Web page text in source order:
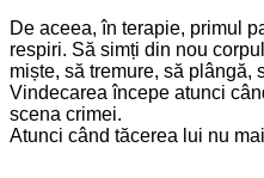
De aceea, în terapie, primul
respiri. Să simți din nou
miște, să tremure, să plângă,
Vindecarea începe atunci
scena crimei.
Atunci când tăcerea lui nu